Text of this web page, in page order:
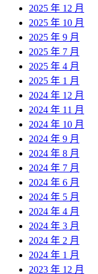
2025 年 12 月
2025 年 10 月
2025 年 9 月
2025 年 7 月
2025 年 4 月
2025 年 1 月
2024 年 12 月
2024 年 11 月
2024 年 10 月
2024 年 9 月
2024 年 8 月
2024 年 7 月
2024 年 6 月
2024 年 5 月
2024 年 4 月
2024 年 3 月
2024 年 2 月
2024 年 1 月
2023 年 12 月